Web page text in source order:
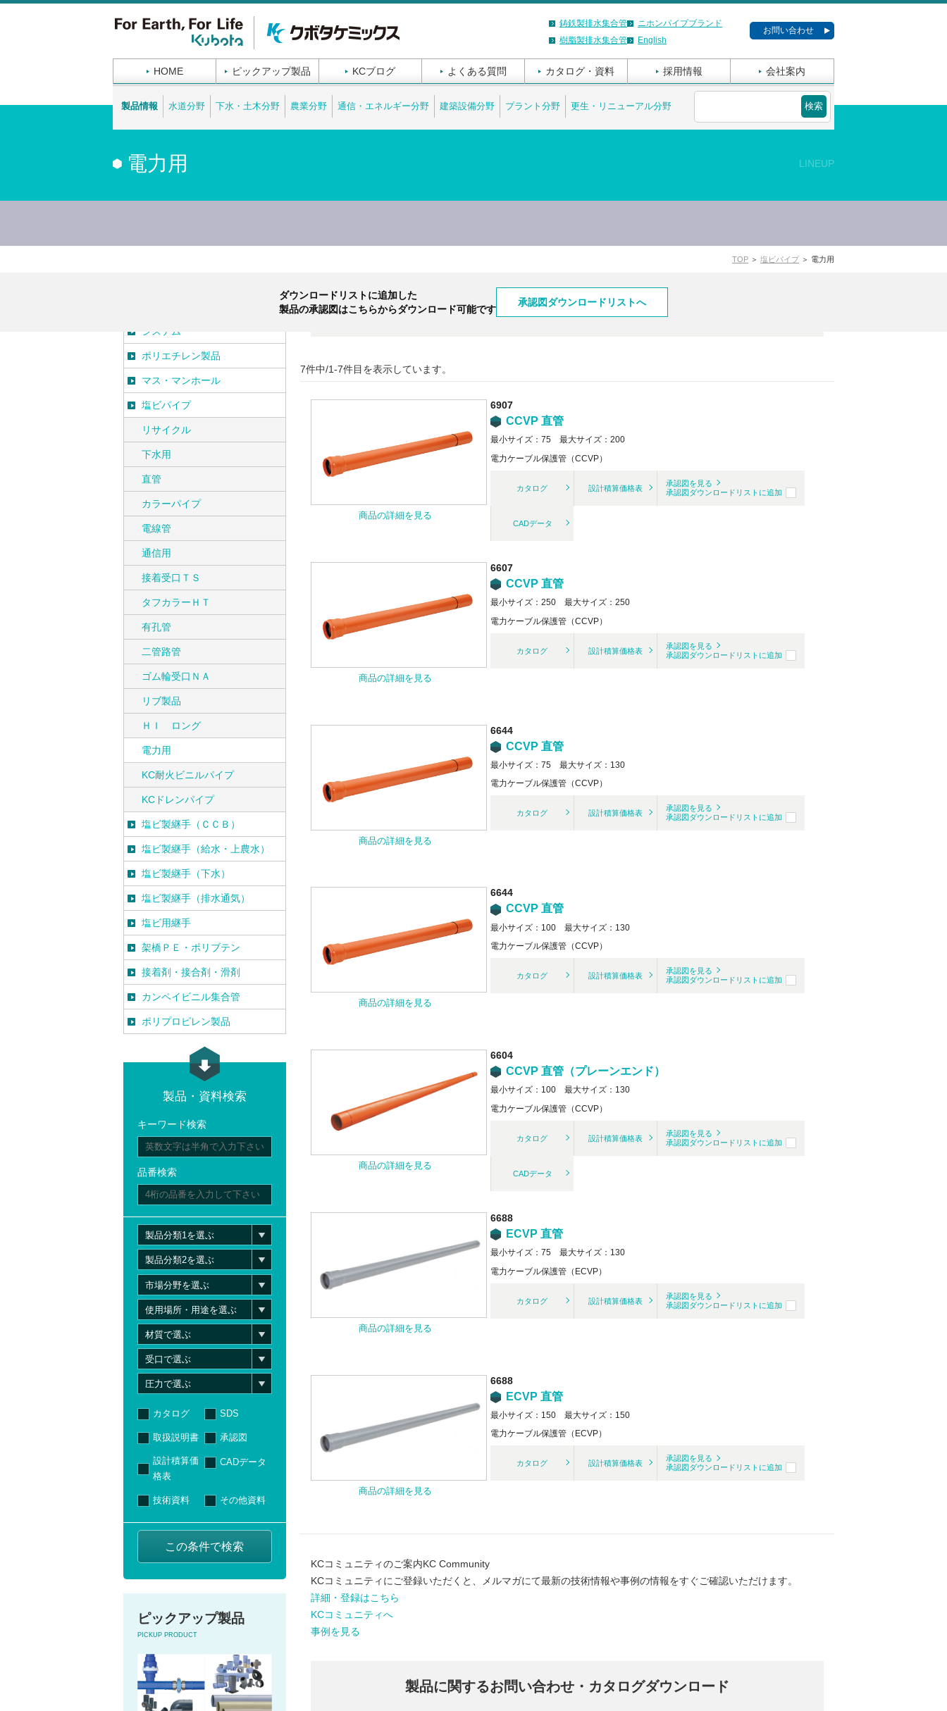
鋳鉄製排水集合管
ニホンパイプブランド
樹脂製排水集合管
English
お問い合わせ
HOME ピックアップ製品 KCブログ よくある質問 カタログ・資料 採用情報 会社案内
製品情報 水道分野 下水・土木分野 農業分野 通信・エネルギー分野 建築設備分野 プラント分野 更生・リニューアル分野
電力用 LINEUP
TOP ＞ 塩ビパイプ ＞ 電力用
CADデータご使用上の注意
CAD DATA
7件中/1-7件目を表示しています。
商品の詳細を見る
6907
CCVP 直管
最小サイズ：75 最大サイズ：200
電力ケーブル保護管（CCVP）
カタログ 設計積算価格表
承認図を見る
承認図ダウンロードリストに追加
CADデータ
商品の詳細を見る
6607
CCVP 直管
最小サイズ：250 最大サイズ：250
電力ケーブル保護管（CCVP）
カタログ 設計積算価格表
承認図を見る
承認図ダウンロードリストに追加
商品の詳細を見る
6644
CCVP 直管
最小サイズ：75 最大サイズ：130
電力ケーブル保護管（CCVP）
カタログ 設計積算価格表
承認図を見る
承認図ダウンロードリストに追加
商品の詳細を見る
6644
CCVP 直管
最小サイズ：100 最大サイズ：130
電力ケーブル保護管（CCVP）
カタログ 設計積算価格表
承認図を見る
承認図ダウンロードリストに追加
商品の詳細を見る
6604
CCVP 直管（プレーンエンド）
最小サイズ：100 最大サイズ：130
電力ケーブル保護管（CCVP）
カタログ 設計積算価格表
承認図を見る
承認図ダウンロードリストに追加
CADデータ
商品の詳細を見る
6688
ECVP 直管
最小サイズ：75 最大サイズ：130
電力ケーブル保護管（ECVP）
カタログ 設計積算価格表
承認図を見る
承認図ダウンロードリストに追加
商品の詳細を見る
6688
ECVP 直管
最小サイズ：150 最大サイズ：150
電力ケーブル保護管（ECVP）
カタログ 設計積算価格表
承認図を見る
承認図ダウンロードリストに追加
KCコミュニティのご案内KC Community
KCコミュニティにご登録いただくと、メルマガにて最新の技術情報や事例の情報をすぐご確認いただけます。
詳細・登録はこちら
KCコミュニティへ
事例を見る
製品に関するお問い合わせ・ カタログダウンロード
ダウンロードリストに追加した
製品の承認図はこちらからダウンロード可能です
承認図ダウンロードリストへ
システム
ポリエチレン製品
マス・マンホール
塩ビパイプ
リサイクル
下水用
直管
カラーパイプ
電線管
通信用
接着受口ＴＳ
タフカラーＨＴ
有孔管
二管路管
ゴム輪受口ＮＡ
リブ製品
ＨＩ ロング
電力用
KC耐火ビニルパイプ
KCドレンパイプ
塩ビ製継手（ＣＣＢ）
塩ビ製継手（給水・上農水）
塩ビ製継手（下水）
塩ビ製継手（排水通気）
塩ビ用継手
架橋ＰＥ・ポリブテン
接着剤・接合剤・滑剤
カンペイビニル集合管
ポリプロピレン製品
製品・資料検索
キーワード検索
品番検索
カタログ SDS
取扱説明書 承認図
設計積算価
格表
CADデータ
技術資料 その他資料
ピックアップ製品
PICKUP PRODUCT